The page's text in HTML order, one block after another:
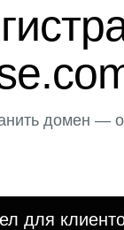
домен —
для